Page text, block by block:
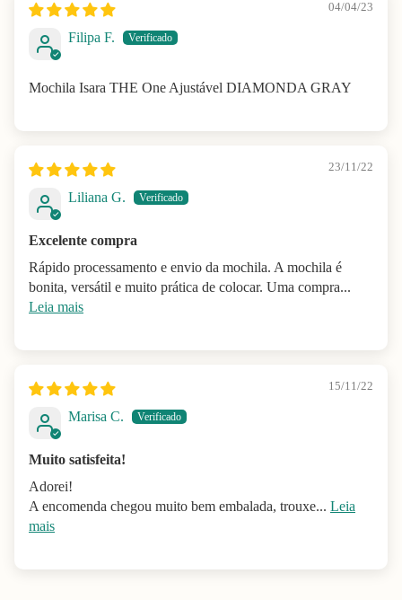
04/04/23
Filipa F.
Mochila Isara THE One Ajustável DIAMONDA GRAY
23/11/22
Liliana G.
Excelente compra
Rápido processamento e envio da mochila. A mochila é
bonita, versátil e muito prática de colocar. Uma compra...
Leia mais
15/11/22
Marisa C.
Muito satisfeita!
Adorei!
A encomenda chegou muito bem embalada, trouxe... Leia
mais